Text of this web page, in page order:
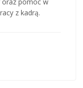
z kadrą.